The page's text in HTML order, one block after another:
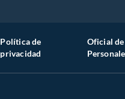
Política de
privacidad
Oficial